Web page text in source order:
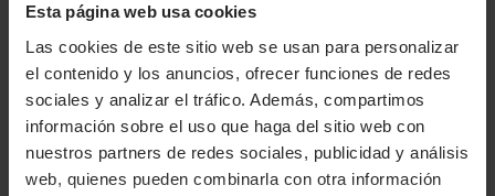
Esta página web usa cookies
Las cookies de este sitio web se usan para personalizar
el contenido y los anuncios, ofrecer funciones de redes
sociales y analizar el tráfico. Además, compartimos
información sobre el uso que haga del sitio web con
nuestros partners de redes sociales, publicidad y análisis
web, quienes pueden combinarla con otra información